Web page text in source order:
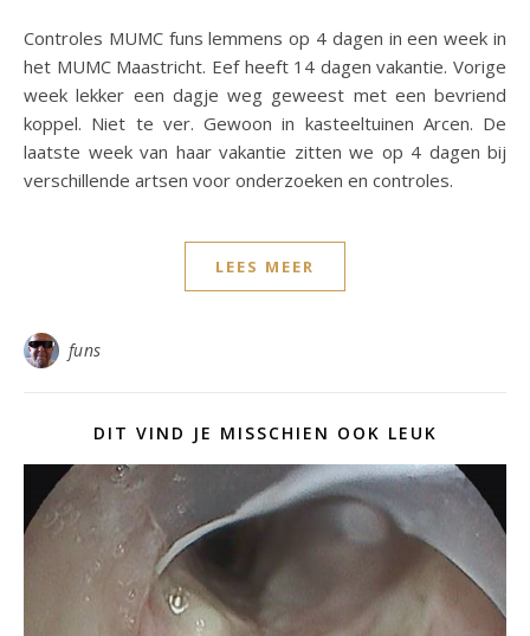
Controles MUMC funs lemmens op 4 dagen in een week in
het MUMC Maastricht. Eef heeft 14 dagen vakantie. Vorige
week lekker een dagje weg geweest met een bevriend
koppel. Niet te ver. Gewoon in kasteeltuinen Arcen. De
laatste week van haar vakantie zitten we op 4 dagen bij
verschillende artsen voor onderzoeken en controles.
LEES MEER
funs
DIT VIND JE MISSCHIEN OOK LEUK